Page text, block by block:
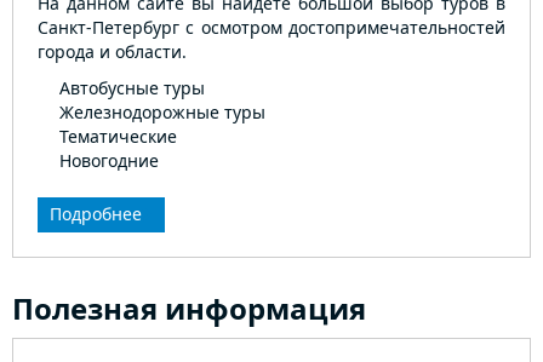
Санкт-Петербург с осмотром достопримечательностей
города и области.
Автобусные туры
Железнодорожные туры
Тематические
Новогодние
Подробнее
Полезная информация